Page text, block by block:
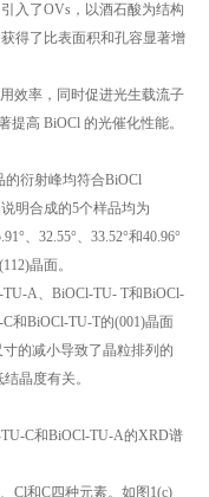
入了OVs，以酒石酸为结构
得了比表面积和孔容显著增
效率，同时促进光生载流子
提高 BiOCl 的光催化性能。
的衍射峰均符合BiOCl
明合成的5个样品均为
、32.55°、33.52°和40.96°
晶面。
A、BiOCl-TU- T和BiOCl-
和BiOCl-TU-T的(001)晶面
的减小导致了晶粒排列的
晶度有关。
C和BiOCl-TU-A的XRD谱
Cl和C四种元素。如图1(c)